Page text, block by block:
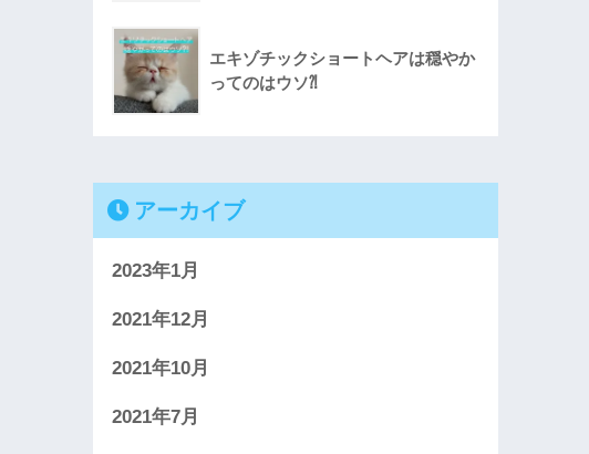
エキゾチックショートヘアは穏やか
ってのはウソ⁈
アーカイブ
2023年1月
2021年12月
2021年10月
2021年7月